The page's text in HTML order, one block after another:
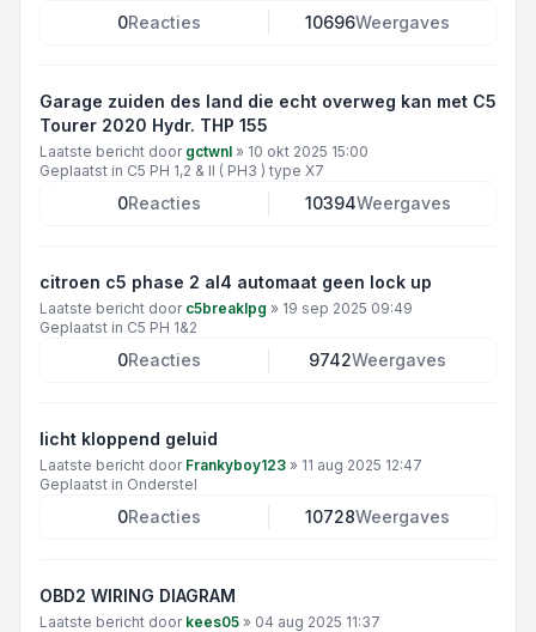
0Reacties 10696Weergaves
Garage zuiden des land die echt overweg kan met C5
Tourer 2020 Hydr. THP 155
Laatste bericht door gctwnl » 10 okt 2025 15:00
Geplaatst in C5 PH 1,2 & II ( PH3 ) type X7
0Reacties 10394Weergaves
citroen c5 phase 2 al4 automaat geen lock up
Laatste bericht door c5breaklpg » 19 sep 2025 09:49
Geplaatst in C5 PH 1&2
0Reacties 9742Weergaves
licht kloppend geluid
Laatste bericht door Frankyboy123 » 11 aug 2025 12:47
Geplaatst in Onderstel
0Reacties 10728Weergaves
OBD2 WIRING DIAGRAM
Laatste bericht door kees05 » 04 aug 2025 11:37